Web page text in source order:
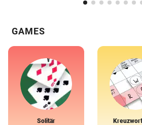
GAMES
Solitär